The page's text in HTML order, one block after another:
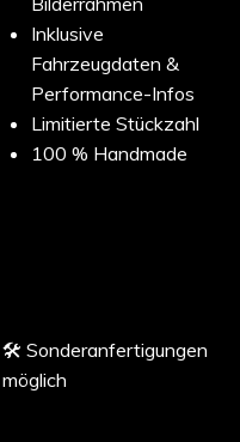
Inklusive
Fahrzeugdaten &
Performance-Infos
Limitierte Stückzahl
100 % Handmade
🛠️ Sonderanfertigungen
möglich